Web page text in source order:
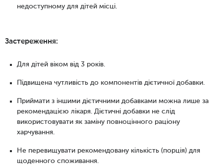
недоступному для дітей місці.
Застереження:
Для дітей віком від 3 років.
Підвищена чутливість до компонентів дієтичної добавки.
Приймати з іншими дієтичними добавками можна лише за
рекомендацією лікаря. Дієтичні добавки не слід
використовувати як заміну повноцінного раціону
харчування.
Не перевищувати рекомендовану кількість (порція) для
щоденного споживання.